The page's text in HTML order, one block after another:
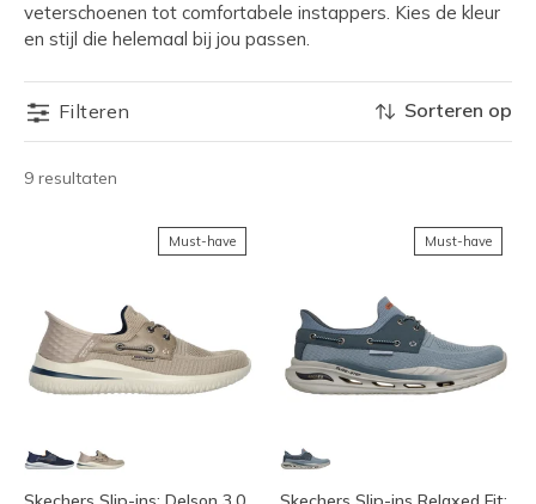
veterschoenen tot comfortabele instappers. Kies de kleur
en stijl die helemaal bij jou passen.
Filteren
9 resultaten
Sorteren op
Must-have Must-have